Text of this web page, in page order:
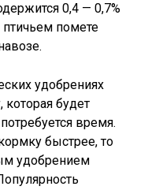
0,4 — 0,7%
птичьем помете
удобрениях
будет
время.
быстрее, то
удобрением